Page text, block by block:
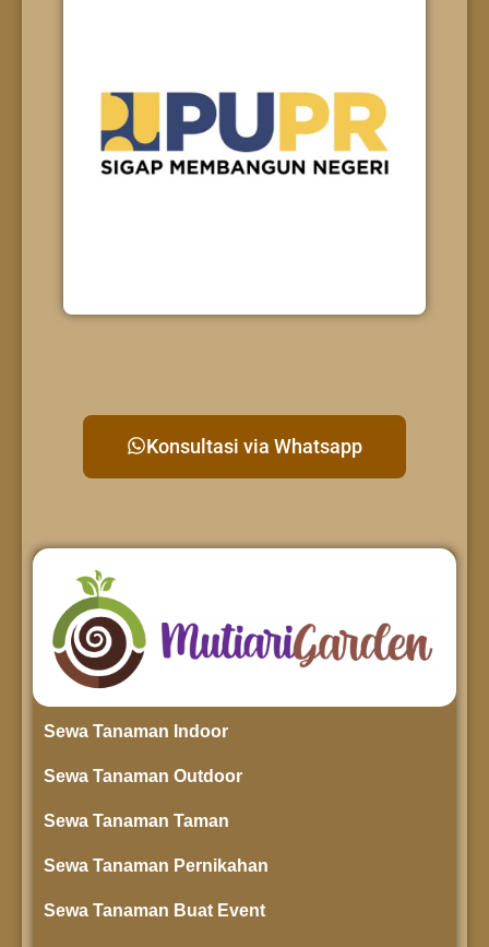
Konsultasi via Whatsapp
Sewa Tanaman Indoor
Sewa Tanaman Outdoor
Sewa Tanaman Taman
Sewa Tanaman Pernikahan
Sewa Tanaman Buat Event